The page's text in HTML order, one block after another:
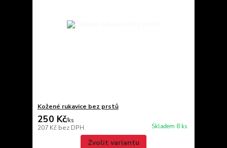
Kožené rukavice bez prstů
250 Kč/ks
207 Kč bez DPH Skladem 8 ks
Zvolit variantu